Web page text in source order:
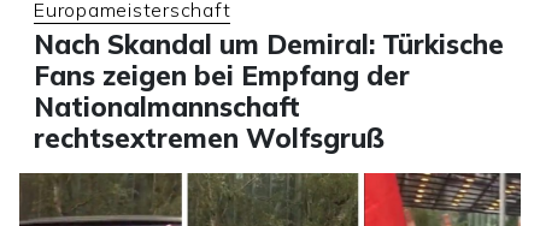
Europameisterschaft
Nach Skandal um Demiral: Türkische
Fans zeigen bei Empfang der
Nationalmannschaft
rechtsextremen Wolfsgruß